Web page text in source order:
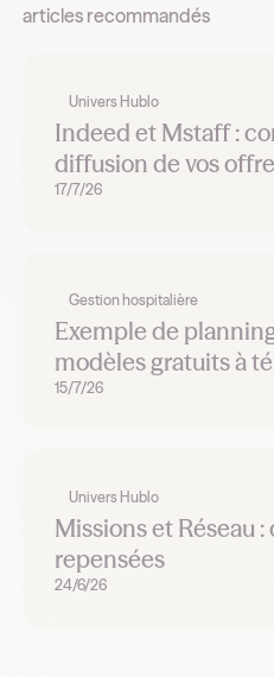
articles recommandés
Univers Hublo
Indeed et Mstaff :
diffusion de vos
17/7/26
Gestion hospitalière
Exemple de
modèles gratuits à
15/7/26
Univers Hublo
Missions et Réseau
repensées
24/6/26